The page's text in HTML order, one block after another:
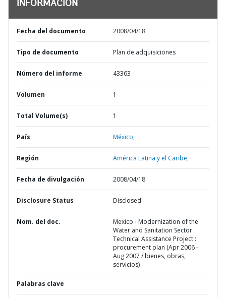
INFORMACIÓN
Fecha del documento 2008/04/18
Tipo de documento Plan de adquisiciones
Número del informe 43363
Volumen 1
Total Volume(s) 1
País México,
Región América Latina y el Caribe,
Fecha de divulgación 2008/04/18
Disclosure Status Disclosed
Nom. del doc.
Mexico - Modernization of the
Water and Sanitation Sector
Technical Assistance Project :
procurement plan (Apr 2006 -
Aug 2007 / bienes, obras,
servicios)
Palabras clave